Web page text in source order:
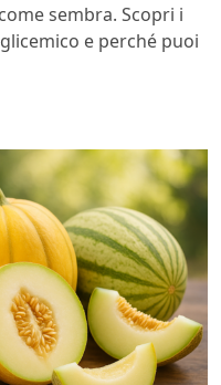
sembra. Scopri i
e perché puoi